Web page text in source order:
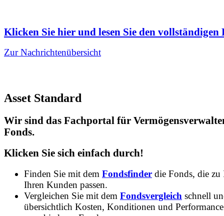
Klicken Sie hier und lesen Sie den vollständigen
Zur Nachrichtenübersicht
Asset Standard
Wir sind das Fachportal für
Fonds.
Klicken Sie sich einfach durch!
Finden Sie mit dem Fondsfinder die Fonds, die zu
Ihren Kunden passen.
Vergleichen Sie mit dem Fondsvergleich schnell
übersichtlich Kosten, Konditionen und Performance